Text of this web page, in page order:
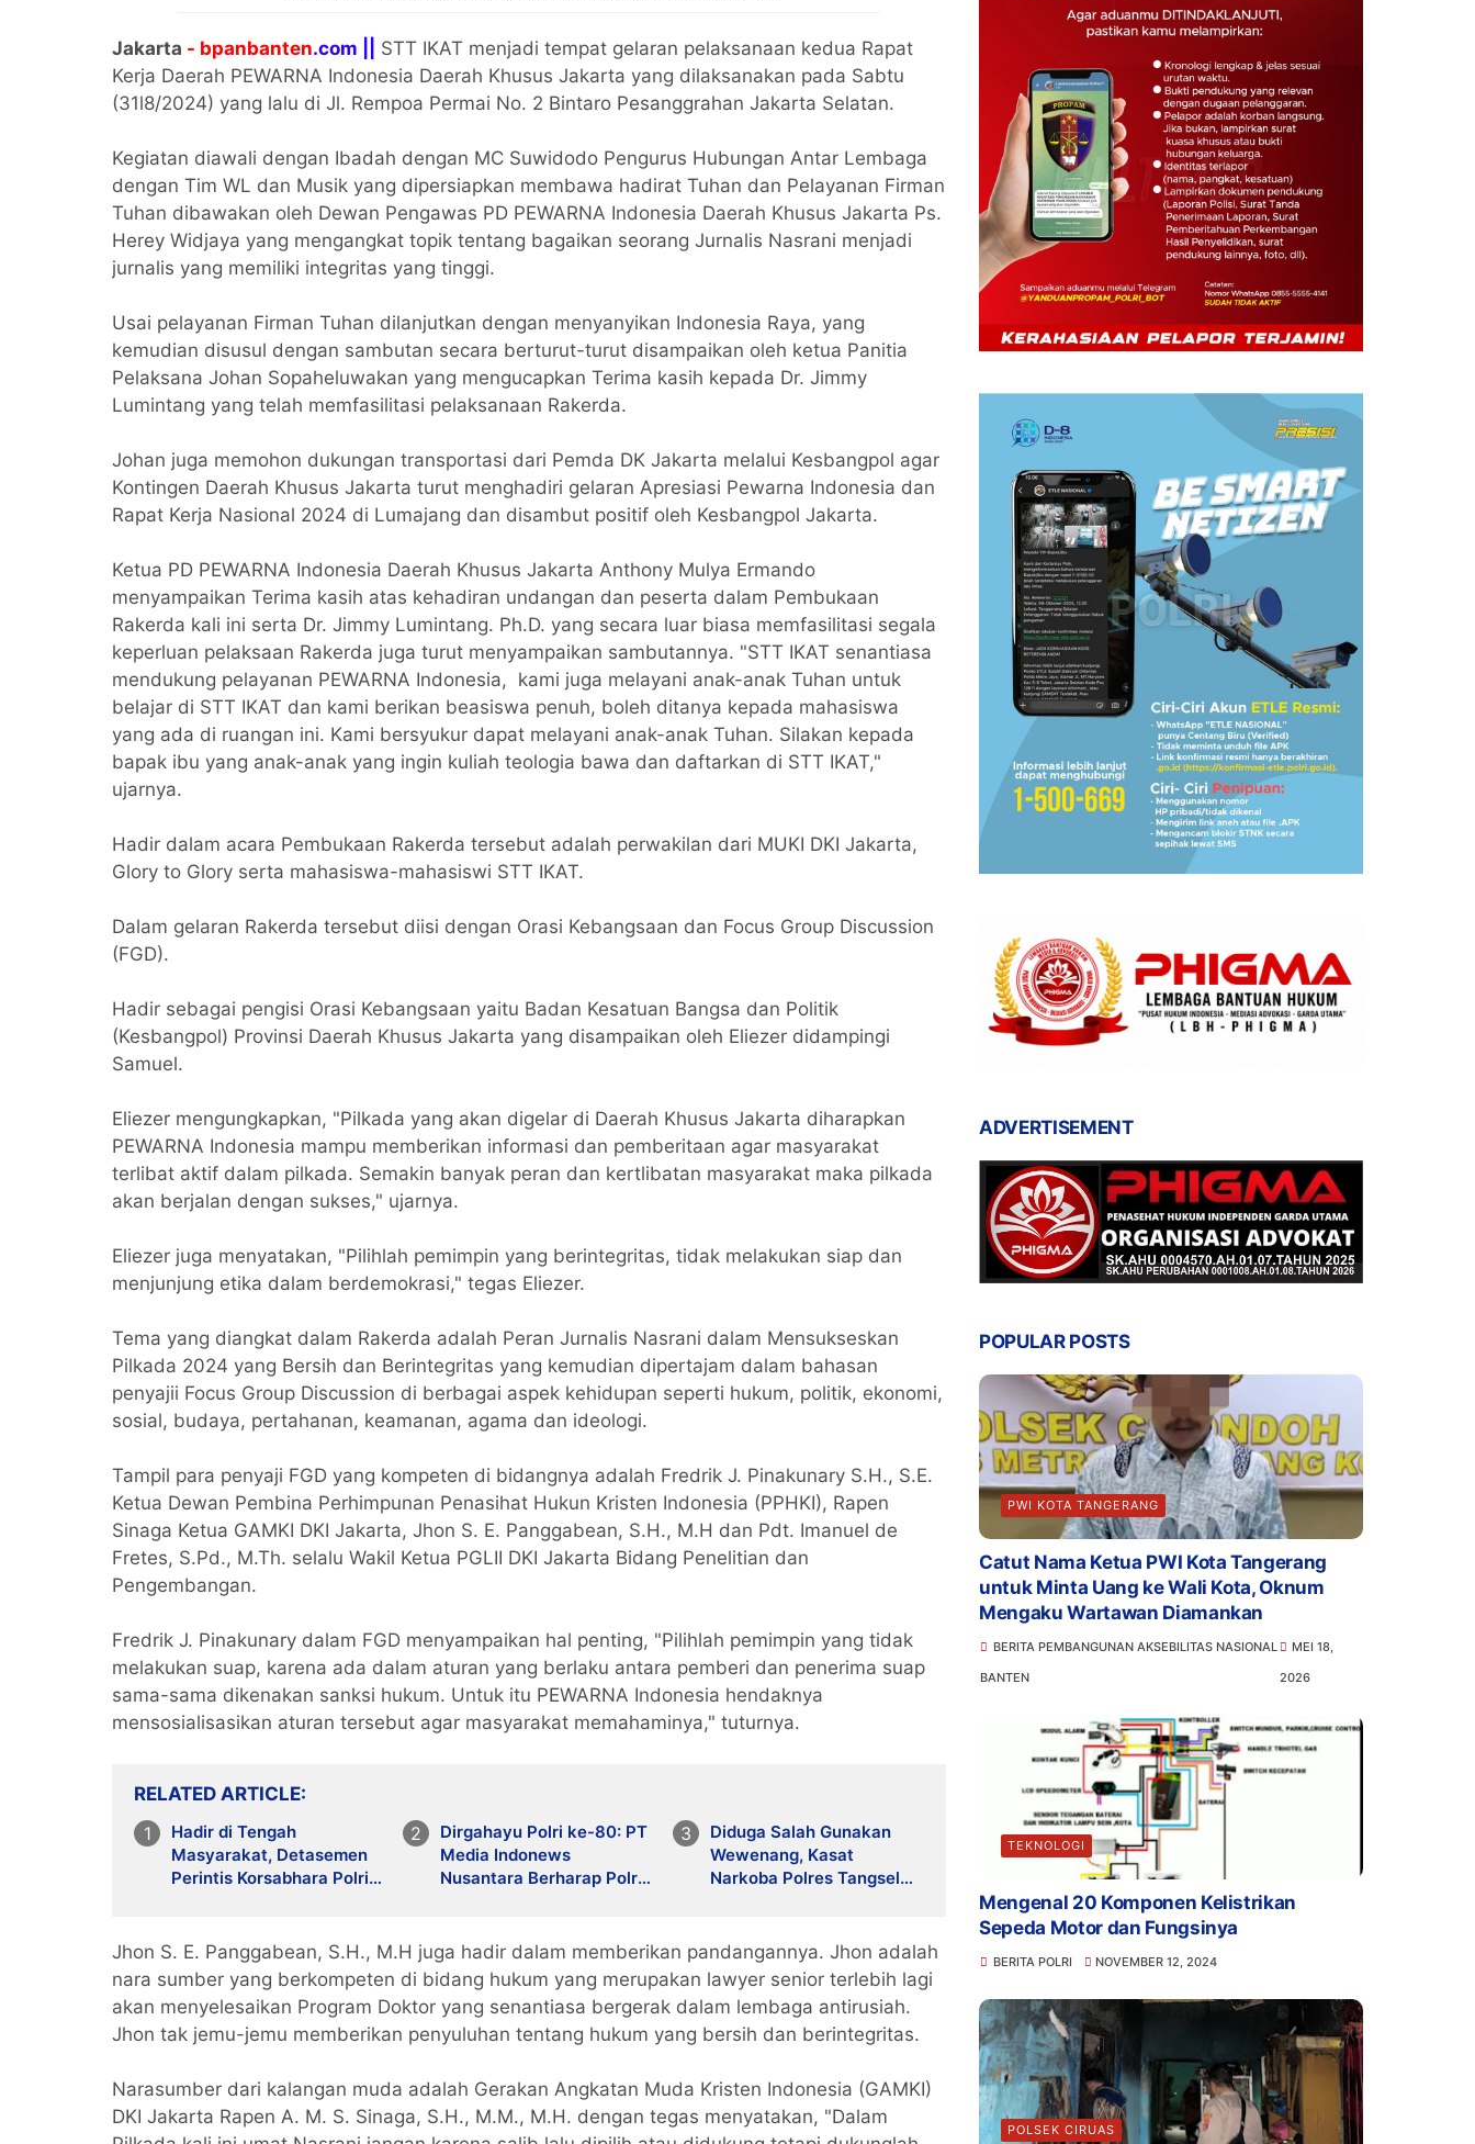
Jakarta - bpanbanten.com ||
STT IKAT menjadi tempat gelaran pelaksanaan kedua Rapat
Kerja Daerah PEWARNA Indonesia Daerah Khusus Jakarta yang dilaksanakan pada Sabtu
(31l8/2024) yang lalu di Jl. Rempoa Permai No. 2 Bintaro Pesanggrahan Jakarta Selatan.
Kegiatan diawali dengan Ibadah dengan MC Suwidodo Pengurus Hubungan Antar Lembaga
dengan Tim WL dan Musik yang dipersiapkan membawa hadirat Tuhan dan Pelayanan Firman
Tuhan dibawakan oleh Dewan Pengawas PD PEWARNA Indonesia Daerah Khusus Jakarta Ps.
Herey Widjaya yang mengangkat topik tentang bagaikan seorang Jurnalis Nasrani menjadi
jurnalis yang memiliki integritas yang tinggi.
Usai pelayanan Firman Tuhan dilanjutkan dengan menyanyikan Indonesia Raya, yang
kemudian disusul dengan sambutan secara berturut-turut disampaikan oleh ketua Panitia
Pelaksana Johan Sopaheluwakan yang mengucapkan Terima kasih kepada Dr. Jimmy
Lumintang yang telah memfasilitasi pelaksanaan Rakerda.
Johan juga memohon dukungan transportasi dari Pemda DK Jakarta melalui Kesbangpol agar
Kontingen Daerah Khusus Jakarta turut menghadiri gelaran Apresiasi Pewarna Indonesia dan
Rapat Kerja Nasional 2024 di Lumajang dan disambut positif oleh Kesbangpol Jakarta.
Ketua PD PEWARNA Indonesia Daerah Khusus Jakarta Anthony Mulya Ermando
menyampaikan Terima kasih atas kehadiran undangan dan peserta dalam Pembukaan
Rakerda kali ini serta Dr. Jimmy Lumintang. Ph.D. yang secara luar biasa memfasilitasi segala
keperluan pelaksaan Rakerda juga turut menyampaikan sambutannya. "STT IKAT senantiasa
mendukung pelayanan PEWARNA Indonesia, kami juga melayani anak-anak Tuhan untuk
belajar di STT IKAT dan kami berikan beasiswa penuh, boleh ditanya kepada mahasiswa
yang ada di ruangan ini. Kami bersyukur dapat melayani anak-anak Tuhan. Silakan kepada
bapak ibu yang anak-anak yang ingin kuliah teologia bawa dan daftarkan di STT IKAT,"
ujarnya.
Hadir dalam acara Pembukaan Rakerda tersebut adalah perwakilan dari MUKI DKI Jakarta,
Glory to Glory serta mahasiswa-mahasiswi STT IKAT.
Dalam gelaran Rakerda tersebut diisi dengan Orasi Kebangsaan dan Focus Group Discussion
(FGD).
Hadir sebagai pengisi Orasi Kebangsaan yaitu Badan Kesatuan Bangsa dan Politik
(Kesbangpol) Provinsi Daerah Khusus Jakarta yang disampaikan oleh Eliezer didampingi
Samuel.
Eliezer mengungkapkan, "Pilkada yang akan digelar di Daerah Khusus Jakarta diharapkan
PEWARNA Indonesia mampu memberikan informasi dan pemberitaan agar masyarakat
terlibat aktif dalam pilkada. Semakin banyak peran dan kertlibatan masyarakat maka pilkada
akan berjalan dengan sukses," ujarnya.
Eliezer juga menyatakan, "Pilihlah pemimpin yang berintegritas, tidak melakukan siap dan
menjunjung etika dalam berdemokrasi," tegas Eliezer.
Tema yang diangkat dalam Rakerda adalah Peran Jurnalis Nasrani dalam Mensukseskan
Pilkada 2024 yang Bersih dan Berintegritas yang kemudian dipertajam dalam bahasan
penyajii Focus Group Discussion di berbagai aspek kehidupan seperti hukum, politik, ekonomi,
sosial, budaya, pertahanan, keamanan, agama dan ideologi.
Tampil para penyaji FGD yang kompeten di bidangnya adalah Fredrik J. Pinakunary S.H., S.E.
Ketua Dewan Pembina Perhimpunan Penasihat Hukun Kristen Indonesia (PPHKI), Rapen
Sinaga Ketua GAMKI DKI Jakarta, Jhon S. E. Panggabean, S.H., M.H dan Pdt. Imanuel de
Fretes, S.Pd., M.Th. selalu Wakil Ketua PGLII DKI Jakarta Bidang Penelitian dan
Pengembangan.
Fredrik J. Pinakunary dalam FGD menyampaikan hal penting, "Pilihlah pemimpin yang tidak
melakukan suap, karena ada dalam aturan yang berlaku antara pemberi dan penerima suap
sama-sama dikenakan sanksi hukum. Untuk itu PEWARNA Indonesia hendaknya
mensosialisasikan aturan tersebut agar masyarakat memahaminya," tuturnya.
RELATED ARTICLE
Hadir di Tengah
Masyarakat, Detasemen
Perintis Korsabhara Polri
Dirgahayu Polri ke-80: PT
Media Indonews
Nusantara Berharap Polri
Diduga Salah Gunakan
Wewenang, Kasat
Narkoba Polres Tangsel
Jhon S. E. Panggabean, S.H., M.H juga hadir dalam memberikan pandangannya. Jhon adalah
nara sumber yang berkompeten di bidang hukum yang merupakan lawyer senior terlebih lagi
akan menyelesaikan Program Doktor yang senantiasa bergerak dalam lembaga antirusiah.
Jhon tak jemu-jemu memberikan penyuluhan tentang hukum yang bersih dan berintegritas.
Narasumber dari kalangan muda adalah Gerakan Angkatan Muda Kristen Indonesia (GAMKI)
DKI Jakarta Rapen A. M. S. Sinaga, S.H., M.M., M.H. dengan tegas menyatakan, "Dalam
ADVERTISEMENT
POPULAR POSTS
PWI KOTA TANGERANG
Catut Nama Ketua PWI Kota Tangerang
untuk Minta Uang ke Wali Kota, Oknum
Mengaku Wartawan Diamankan
BERITA PEMBANGUNAN AKSEBILITAS NASIONAL
BANTEN
MEI 18,
2026
TEKNOLOGI
Mengenal 20 Komponen Kelistrikan
Sepeda Motor dan Fungsinya
BERITA POLRI NOVEMBER 12, 2024
POLSEK CIRUAS